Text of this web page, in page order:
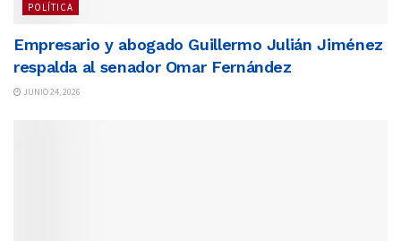
POLÍTICA
Empresario y abogado Guillermo Julián Jiménez
respalda al senador Omar Fernández
JUNIO 24, 2026